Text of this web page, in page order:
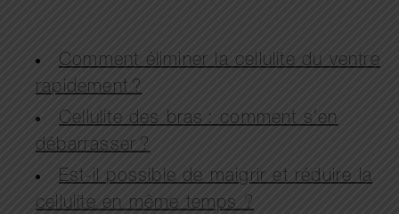
Comment éliminer la cellulite du ventre
rapidement ?
Cellulite des bras : comment s’en
débarrasser ?
Est-il possible de maigrir et réduire la
cellulite en même temps ?